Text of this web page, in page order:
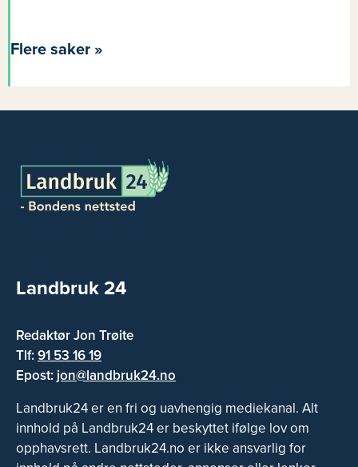
Flere saker »
Landbruk 24
Redaktør Jon Trøite
Tlf:91 53 16 19
Epost: jon@landbruk24.no
Landbruk24 er en fri og uavhengig mediekanal. Alt
innhold på Landbruk24 er beskyttet ifølge lov om
opphavsrett. Landbruk24.no er ikke ansvarlig for